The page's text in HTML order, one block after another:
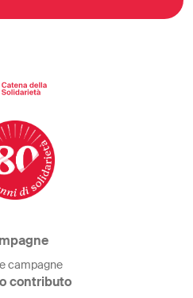
campagne
contributo